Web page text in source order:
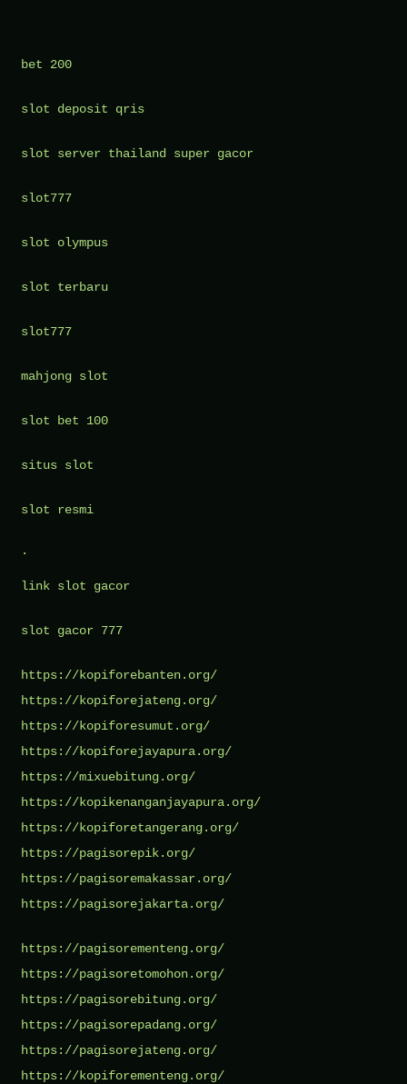
Berjalan:
di
bet 200
slot deposit qris
slot server thailand super gacor
slot777
slot olympus
slot terbaru
slot777
mahjong slot
slot bet 100
situs slot
slot resmi
.
link slot gacor
slot gacor 777
https://kopiforebanten.org/
https://kopiforejateng.org/
https://kopiforesumut.org/
https://kopiforejayapura.org/
https://mixuebitung.org/
https://kopikenanganjayapura.org/
https://kopiforetangerang.org/
https://pagisorepik.org/
https://pagisoremakassar.org/
https://pagisorejakarta.org/
https://pagisorementeng.org/
https://pagisoretomohon.org/
https://pagisorebitung.org/
https://pagisorepadang.org/
https://pagisorejateng.org/
https://kopiforementeng.org/